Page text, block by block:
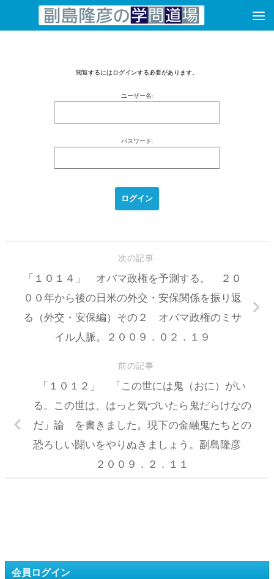
コンテンツへスキップ
閲覧するにはログインする必要があります。
ユーザー名:
パスワード:
次の記事
「１０１４」 オバマ政権を予測する。 ２０
００年から後の日米の外交・安保関係を振り返
る（外交・安保編）その２ オバマ政権のミサ
イル人脈。２００９．０２．１９
前の記事
「１０１２」 「この世には鬼（おに）がい
る。この世は、はっと気づいたら鬼だらけなの
だ」論 を書きました。現下の金融鬼たちとの
恐ろしい闘いをやりぬきましょう。副島隆彦
２００９．２．１１
会員ログイン